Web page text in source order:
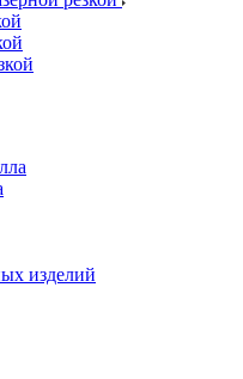
изделий